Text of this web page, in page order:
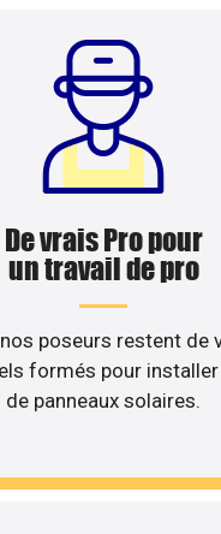
De vrais Pro pour
un travail de pro
poseurs restent de
formés pour
de panneaux solaires.